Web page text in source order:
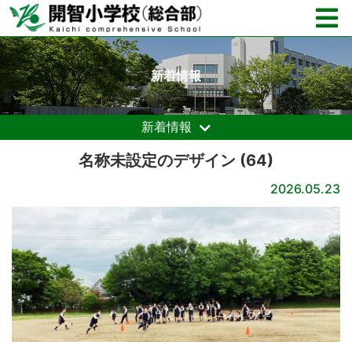
新着情報
新着情報
名称未設定のデザイン (64)
2026.05.23